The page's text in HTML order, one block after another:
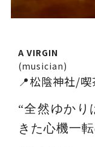
A VIRGIN
(musician)
📍松陰神社/喫
“全然ゆかり
きた心機一